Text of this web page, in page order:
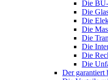
Die
Die
Die
Die
Die
Die
Die
Die
Der garantiert